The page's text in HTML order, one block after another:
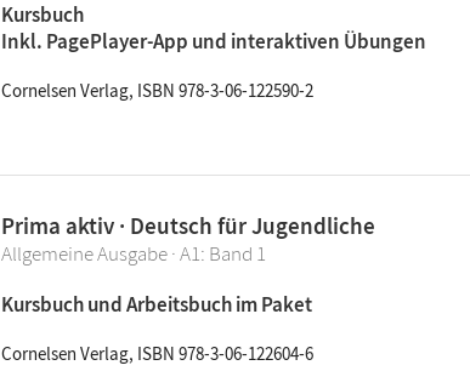
Kursbuch
Inkl. PagePlayer-App und interaktiven Übungen
Cornelsen Verlag, ISBN 978-3-06-122590-2
Prima aktiv · Deutsch für Jugendliche
Allgemeine Ausgabe · A1: Band 1
Kursbuch und Arbeitsbuch im Paket
Cornelsen Verlag, ISBN 978-3-06-122604-6